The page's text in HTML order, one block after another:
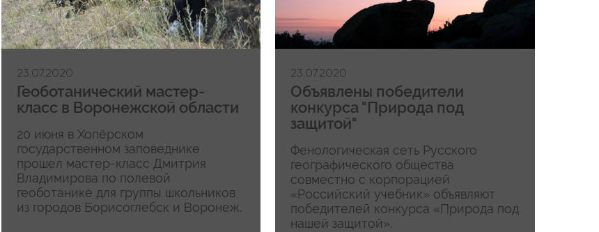
23.07.2020
Геоботанический мастер-
класс в Воронежской области
20 июня в Хопёрском
государственном заповеднике
прошел мастер-класс Дмитрия
Владимирова по полевой
геоботанике для группы школьников
из городов Борисоглебск и Воронеж.
23.07.2020
Объявлены победители
конкурса "Природа под
защитой"
Фенологическая сеть Русского
географического общества
совместно с корпорацией
«Российский учебник» объявляют
победителей конкурса «Природа под
нашей защитой».